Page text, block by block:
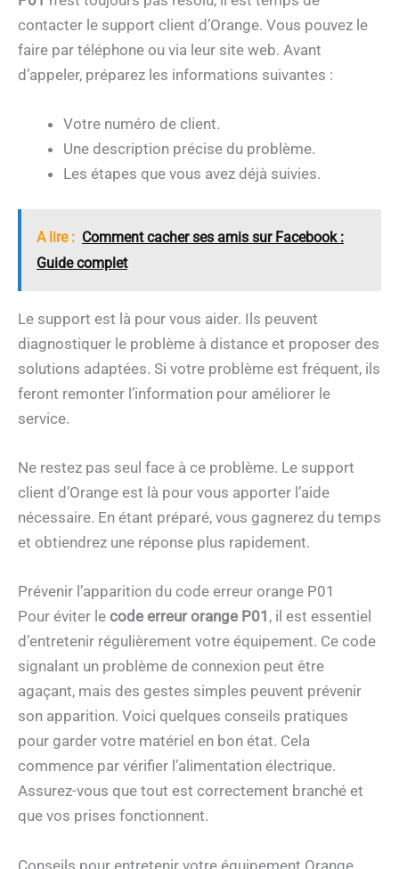
contacter le support client d’Orange. Vous pouvez le
faire par téléphone ou via leur site web. Avant
d’appeler, préparez les informations suivantes :
Votre numéro de client.
Une description précise du problème.
Les étapes que vous avez déjà suivies.
A lire : Comment cacher ses amis sur Facebook :
Guide complet
Le support est là pour vous aider. Ils peuvent
diagnostiquer le problème à distance et proposer des
solutions adaptées. Si votre problème est fréquent, ils
feront remonter l’information pour améliorer le
service.
Ne restez pas seul face à ce problème. Le support
client d’Orange est là pour vous apporter l’aide
nécessaire. En étant préparé, vous gagnerez du temps
et obtiendrez une réponse plus rapidement.
Prévenir l’apparition du code erreur orange P01
Pour éviter le code erreur orange P01 , il est essentiel
d’entretenir régulièrement votre équipement. Ce code
signalant un problème de connexion peut être
agaçant, mais des gestes simples peuvent prévenir
son apparition. Voici quelques conseils pratiques
pour garder votre matériel en bon état. Cela
commence par vérifier l’alimentation électrique.
Assurez-vous que tout est correctement branché et
que vos prises fonctionnent.
Conseils pour entretenir votre équipement Orange